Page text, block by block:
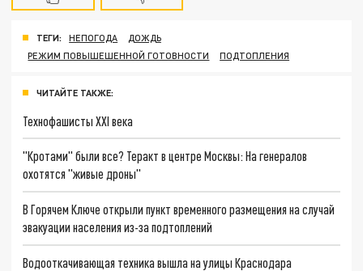
ТЕГИ: НЕПОГОДА
ДОЖДЬ
РЕЖИМ ПОВЫШЕШЕННОЙ ГОТОВНОСТИ
ПОДТОПЛЕНИЯ
ЧИТАЙТЕ ТАКЖЕ:
Технофашисты XXI века
"Кротами" были все? Теракт в центре Москвы: На генералов
охотятся "живые дроны"
В Горячем Ключе открыли пункт временного размещения на случай
эвакуации населения из-за подтоплений
Водооткачивающая техника вышла на улицы Краснодара